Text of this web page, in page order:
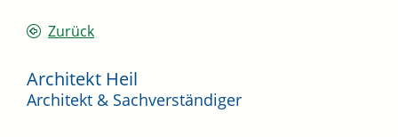
Zurück
Architekt Heil
Architekt & Sachverständiger